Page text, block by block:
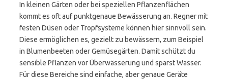
In kleinen Gärten oder bei speziellen Pflanzenflächen
kommt es oft auf punktgenaue Bewässerung an. Regner mit
festen Düsen oder Tropfsysteme können hier sinnvoll sein.
Diese ermöglichen es, gezielt zu bewässern, zum Beispiel
in Blumenbeeten oder Gemüsegärten. Damit schützt du
sensible Pflanzen vor Überwässerung und sparst Wasser.
Für diese Bereiche sind einfache, aber genaue Geräte